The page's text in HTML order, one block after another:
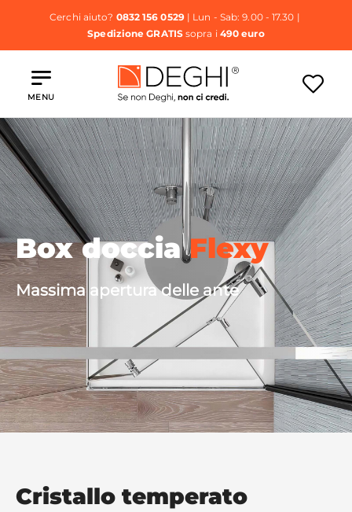
Cerchi aiuto? 0832 156 0529| Lun - Sab: 9.00 - 17.30 |
Spedizione GRATISsopra i 490 euro
MENU
Box docciaFlexy
Massima apertura delle ante
Cristallo temperato